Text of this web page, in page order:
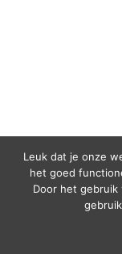
Leuk dat je onze
het goed
Door het